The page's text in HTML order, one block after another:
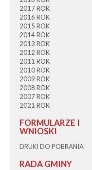
2017 ROK
2016 ROK
2015 ROK
2014 ROK
2013 ROK
2012 ROK
2011 ROK
2010 ROK
2009 ROK
2008 ROK
2007 ROK
2021 ROK
FORMULARZE I
WNIOSKI
DRUKI DO POBRANIA
RADA GMINY